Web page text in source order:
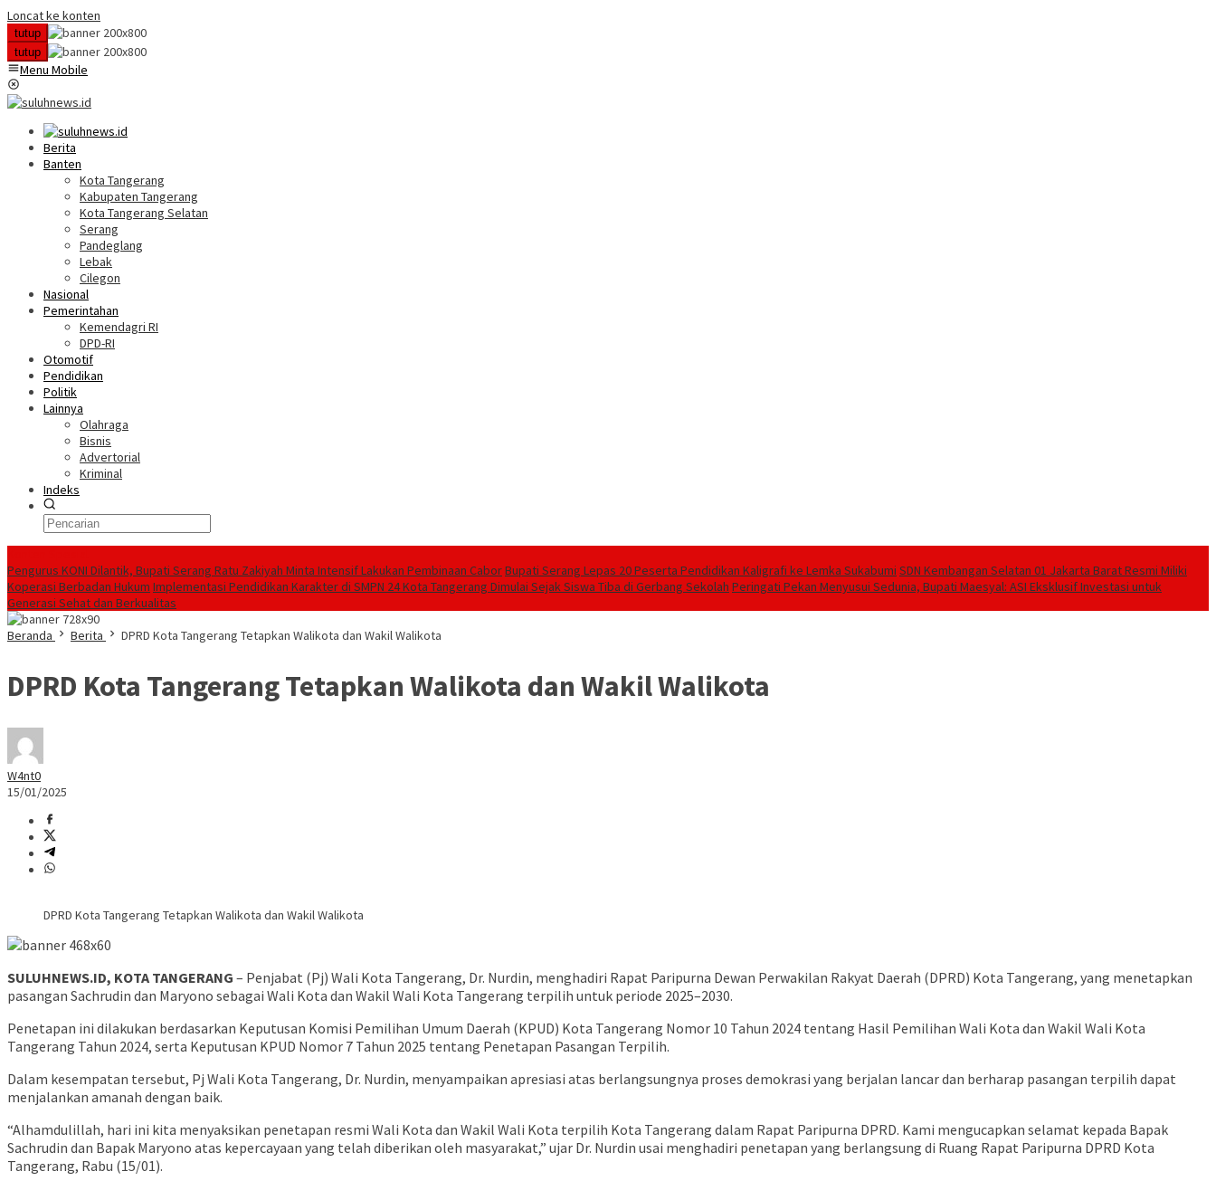
Loncat ke konten
tutup
tutup
Menu Mobile
Berita
Banten
Kota Tangerang
Kabupaten Tangerang
Kota Tangerang Selatan
Serang
Pandeglang
Lebak
Cilegon
Nasional
Pemerintahan
Kemendagri RI
DPD-RI
Otomotif
Pendidikan
Politik
Lainnya
Olahraga
Bisnis
Advertorial
Kriminal
Indeks
Pengurus KONI Dilantik, Bupati Serang Ratu Zakiyah Minta Intensif Lakukan Pembinaan CaborBupati Serang Lepas 20 Peserta Pendidikan Kaligrafi ke Lemka Sukabumi SDN Kembangan Selatan 01 Jakarta Barat Resmi Miliki
Koperasi Berbadan Hukum Implementasi Pendidikan Karakter di SMPN 24 Kota Tangerang Dimulai Sejak Siswa Tiba di Gerbang Sekolah Peringati Pekan Menyusui Sedunia, Bupati Maesyal: ASI Eksklusif Investasi untuk
Generasi Sehat dan Berkualitas
Beranda
Berita DPRD Kota Tangerang Tetapkan Walikota dan Wakil Walikota
DPRD Kota Tangerang Tetapkan Walikota dan Wakil Walikota
W4nt0
15/01/2025
DPRD Kota Tangerang Tetapkan Walikota dan Wakil Walikota
SULUHNEWS.ID, KOTA TANGERANG – Penjabat (Pj) Wali Kota Tangerang, Dr. Nurdin, menghadiri Rapat Paripurna Dewan Perwakilan Rakyat Daerah (DPRD) Kota Tangerang, yang menetapkan
pasangan Sachrudin dan Maryono sebagai Wali Kota dan Wakil Wali Kota Tangerang terpilih untuk periode 2025–2030.
Penetapan ini dilakukan berdasarkan Keputusan Komisi Pemilihan Umum Daerah (KPUD) Kota Tangerang Nomor 10 Tahun 2024 tentang Hasil Pemilihan Wali Kota dan Wakil Wali Kota
Tangerang Tahun 2024, serta Keputusan KPUD Nomor 7 Tahun 2025 tentang Penetapan Pasangan Terpilih.
Dalam kesempatan tersebut, Pj Wali Kota Tangerang, Dr. Nurdin, menyampaikan apresiasi atas berlangsungnya proses demokrasi yang berjalan lancar dan berharap pasangan terpilih dapat
menjalankan amanah dengan baik.
“Alhamdulillah, hari ini kita menyaksikan penetapan resmi Wali Kota dan Wakil Wali Kota terpilih Kota Tangerang dalam Rapat Paripurna DPRD. Kami mengucapkan selamat kepada Bapak
Sachrudin dan Bapak Maryono atas kepercayaan yang telah diberikan oleh masyarakat,” ujar Dr. Nurdin usai menghadiri penetapan yang berlangsung di Ruang Rapat Paripurna DPRD Kota
Tangerang, Rabu (15/01).